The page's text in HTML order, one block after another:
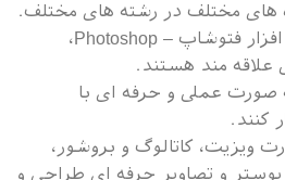
های مختلف در رشته های مختلف.
دانش آموزانی که به نرم افزار فتوشاپ – Photoshop،
علاقه مند هستند.
صورت عملی و حرفه ای با
ویزیت، کاتالوگ و بروشور،
پوستر و تصاویر حرفه ای طراحی و